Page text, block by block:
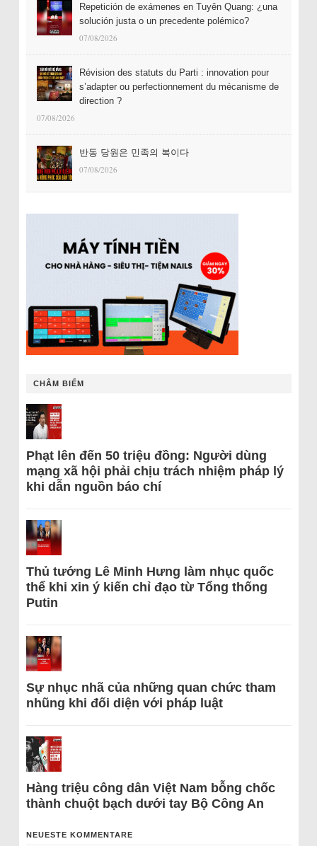
Repetición de exámenes en Tuyên Quang: ¿una
solución justa o un precedente polémico?
07/08/2026
Révision des statuts du Parti : innovation pour
s’adapter ou perfectionnement du mécanisme de
direction ?
07/08/2026
반동 당원은 민족의 복이다
07/08/2026
CHÂM BIẾM
Phạt lên đến 50 triệu đồng: Người dùng
mạng xã hội phải chịu trách nhiệm pháp lý
khi dẫn nguồn báo chí
Thủ tướng Lê Minh Hưng làm nhục quốc
thể khi xin ý kiến chỉ đạo từ Tổng thống
Putin
Sự nhục nhã của những quan chức tham
nhũng khi đối diện với pháp luật
Hàng triệu công dân Việt Nam bỗng chốc
thành chuột bạch dưới tay Bộ Công An
NEUESTE KOMMENTARE